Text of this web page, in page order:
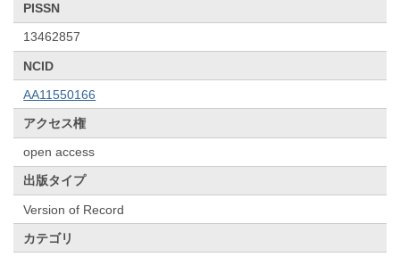
PISSN
13462857
NCID
AA11550166
アクセス権
open access
出版タイプ
Version of Record
カテゴリ